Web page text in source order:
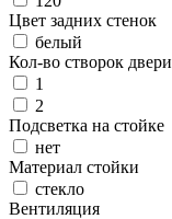
Цвет задних стенок
белый
Кол-во створок двери
1
2
Подсветка на стойке
нет
Материал стойки
стекло
Вентиляция